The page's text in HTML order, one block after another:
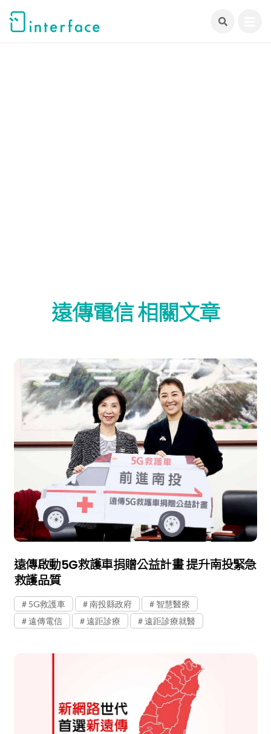
遠傳電信 相關文章
遠傳啟動5G救護車捐贈公益計畫 提升南投緊急
救護品質
5G救護車 南投縣政府
智慧醫療
遠傳電信
遠距診療 遠距診療就醫